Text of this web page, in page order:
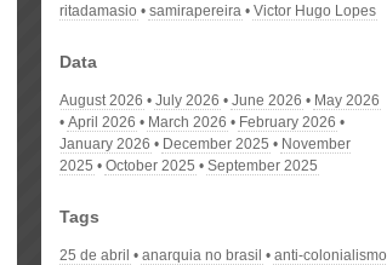
ritadamasio
samirapereira Victor Hugo Lopes
Data
August 2026 July 2026 June 2026
May 2026
April 2026
March 2026
February 2026
January 2026
December 2025
November
2025
October 2025 September 2025
Tags
25 de abril anarquia no brasil
anti-colonialismo